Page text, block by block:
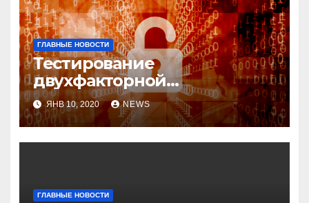
ГЛАВНЫЕ НОВОСТИ
Тестирование
двухфакторной
аутентификации и
возможные варианты
обхода
ЯНВ 10, 2020 NEWS
ГЛАВНЫЕ НОВОСТИ